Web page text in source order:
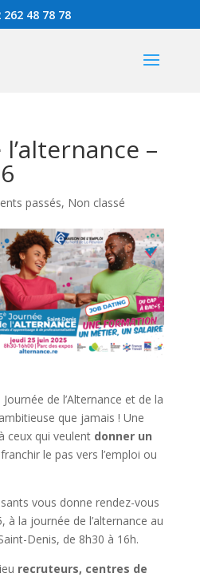
262 48 78 78
–
passés, Non classé
Journée de l’Alternance et de la
que jamais ! Une
ceux qui veulent donner un
le pas vers l’emploi ou
vous donne rendez-vous
à la journée de l’alternance au
Denis, de 8h30 à 16h.
recruteurs, centres de